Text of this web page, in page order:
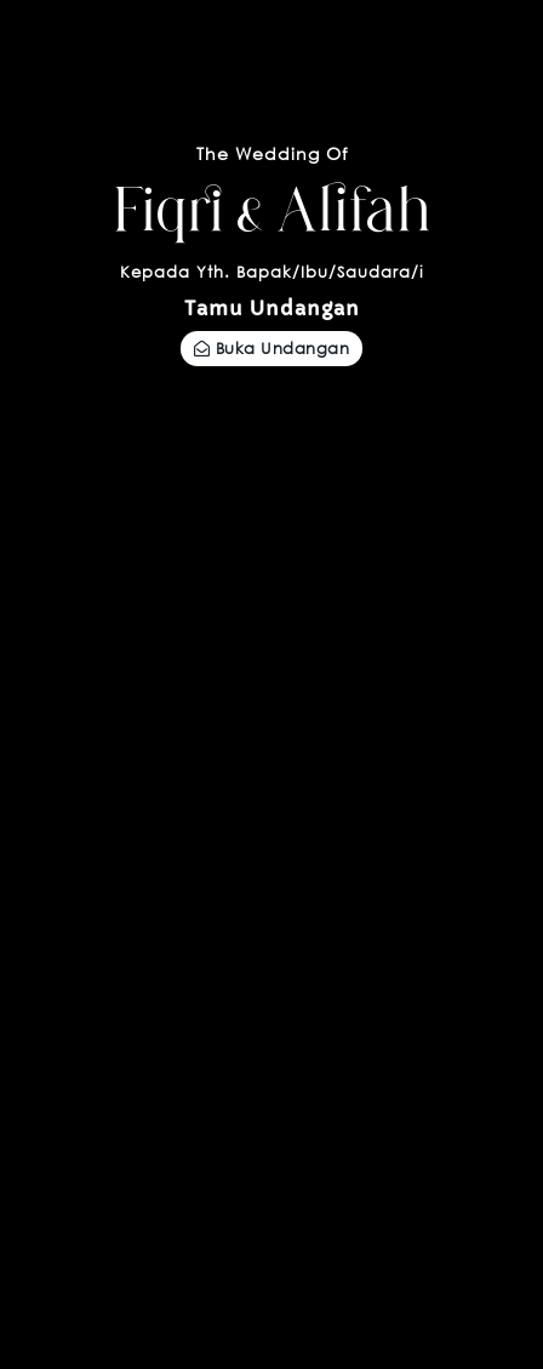
The Wedding Of
Fiqri & Alifah
Kepada Yth. Bapak/Ibu/Saudara/i
Tamu Undangan
Buka Undangan